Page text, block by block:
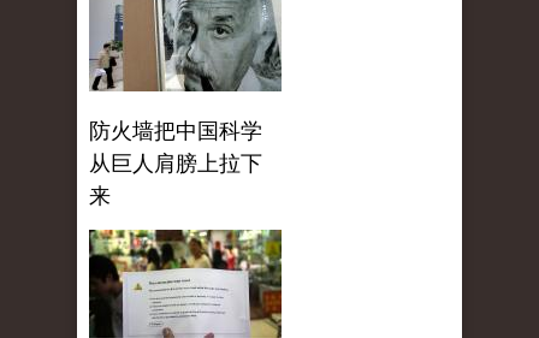
防火墙把中国科学
从巨人肩膀上拉下
来